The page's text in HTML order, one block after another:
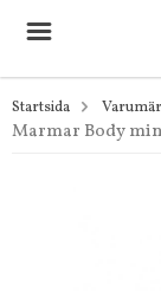
Startsida
Marmar Body